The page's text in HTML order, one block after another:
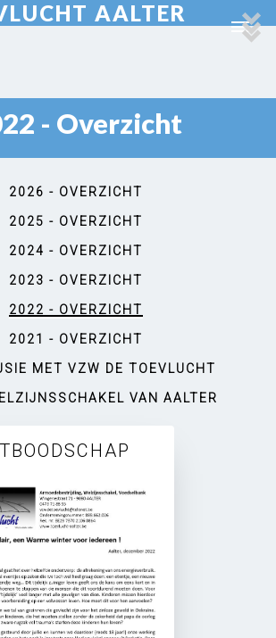
AALTER
- Overzicht
2026 - OVERZICHT
2025 - OVERZICHT
2024 - OVERZICHT
2023 - OVERZICHT
2022 - OVERZICHT
2021 - OVERZICHT
MET VZW DE TOEVLUCHT
VAN AALTER